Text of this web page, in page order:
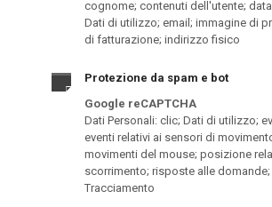
cognome; contenuti dell'utente;
Dati di utilizzo; email; immagine di
di fatturazione; indirizzo fisico
Protezione da spam e bot
Google reCAPTCHA
Dati Personali: clic; Dati di utilizzo;
eventi relativi ai sensori di
movimenti del mouse; posizione
scorrimento; risposte alle domande;
Tracciamento